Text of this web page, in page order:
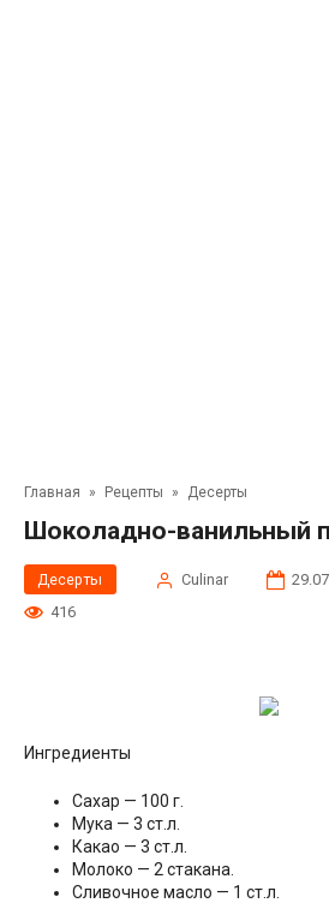
Главная » Рецепты » Десерты
Шоколадно-ванильный
Десерты Сulinar
416
Ингредиенты
Сахар — 100 г.
Мука — 3 ст.л.
Какао — 3 ст.л.
Молоко — 2 стакана.
Сливочное масло — 1 ст.л.